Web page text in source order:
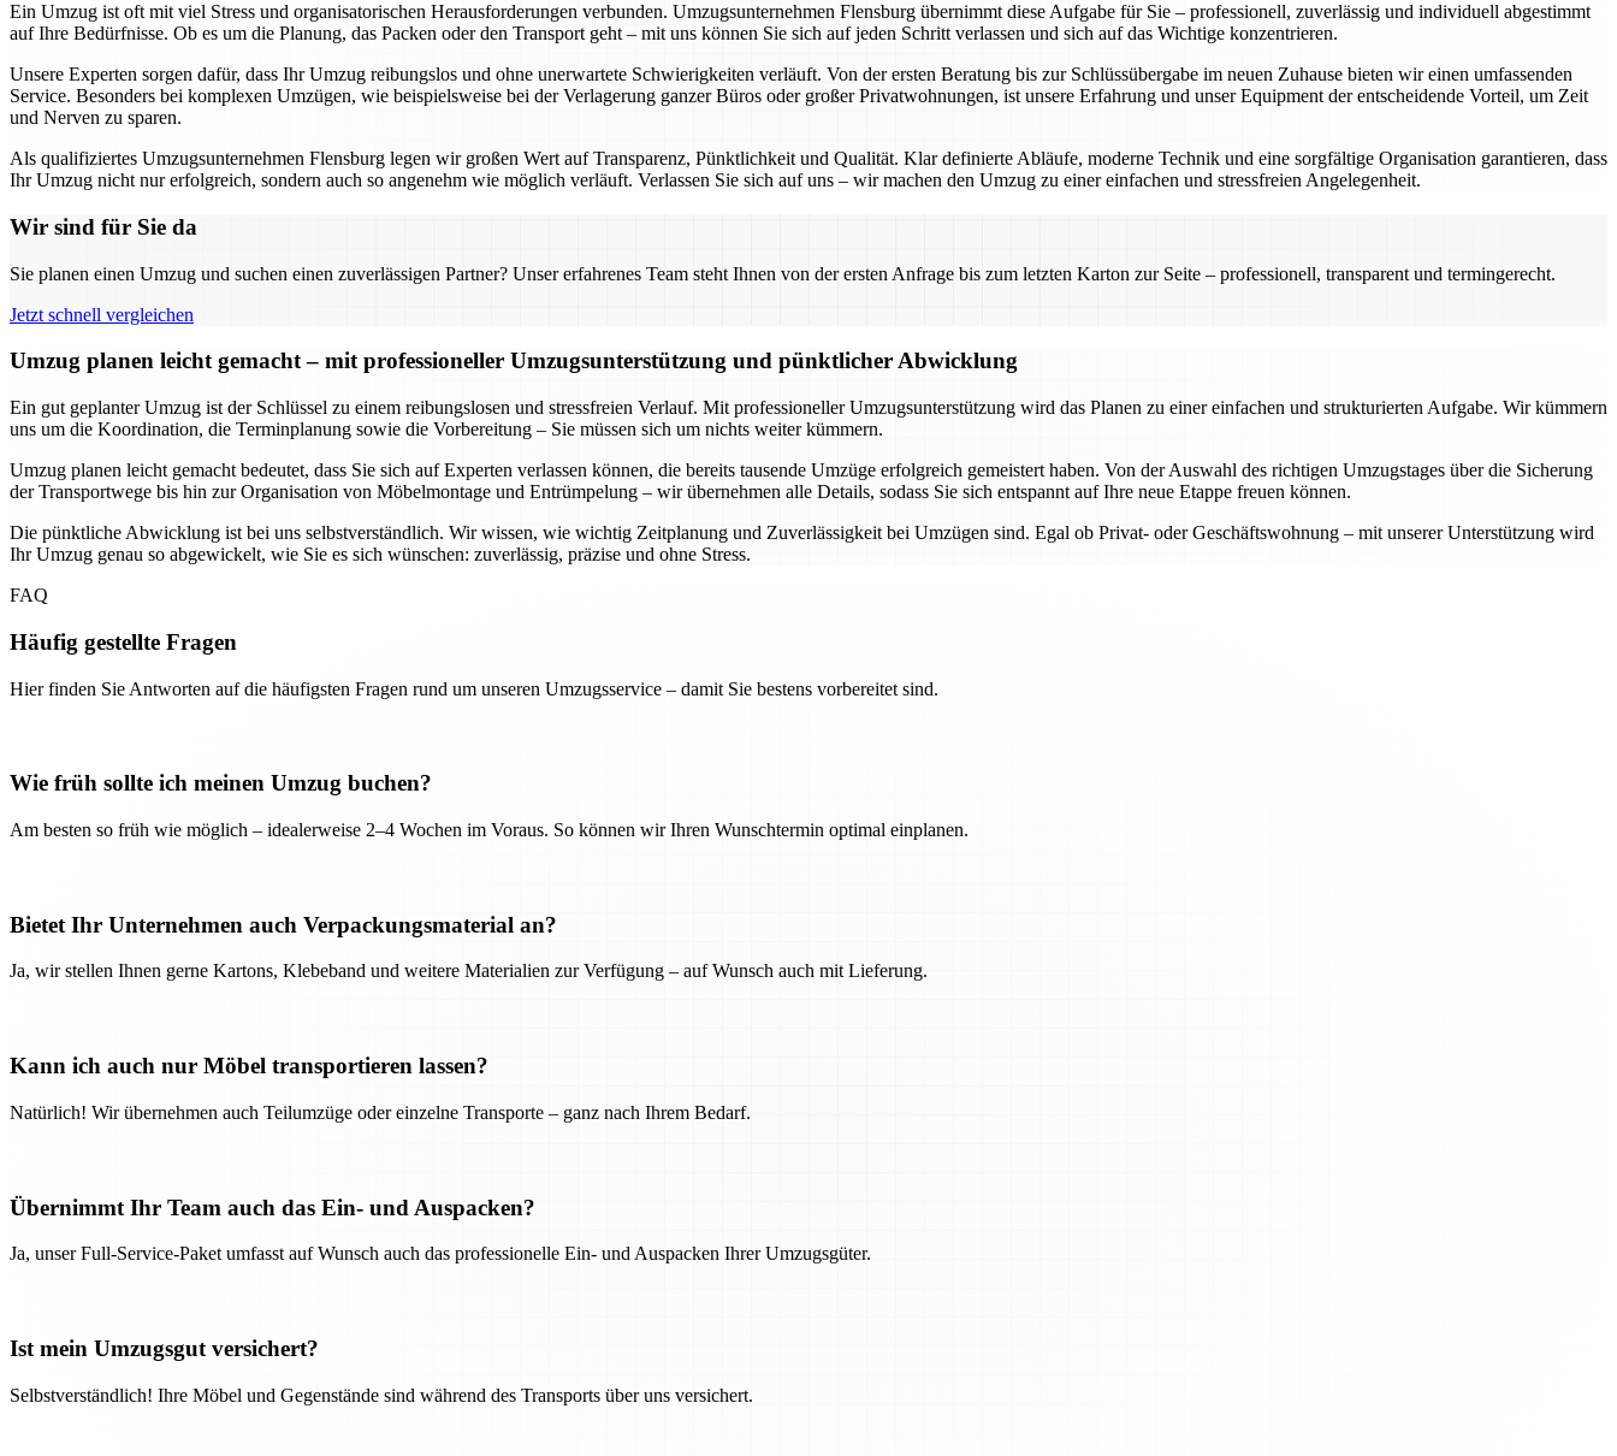
Ein Umzug ist oft mit viel Stress und organisatorischen Herausforderungen verbunden. Umzugsunternehmen Flensburg übernimmt diese Aufgabe für Sie – professionell, zuverlässig und individuell abgestimmt
auf Ihre Bedürfnisse. Ob es um die Planung, das Packen oder den Transport geht – mit uns können Sie sich auf jeden Schritt verlassen und sich auf das Wichtige konzentrieren.
Unsere Experten sorgen dafür, dass Ihr Umzug reibungslos und ohne unerwartete Schwierigkeiten verläuft. Von der ersten Beratung bis zur Schlüssübergabe im neuen Zuhause bieten wir einen umfassenden
Service. Besonders bei komplexen Umzügen, wie beispielsweise bei der Verlagerung ganzer Büros oder großer Privatwohnungen, ist unsere Erfahrung und unser Equipment der entscheidende Vorteil, um Zeit
und Nerven zu sparen.
Als qualifiziertes Umzugsunternehmen Flensburg legen wir großen Wert auf Transparenz, Pünktlichkeit und Qualität. Klar definierte Abläufe, moderne Technik und eine sorgfältige Organisation garantieren, dass
Ihr Umzug nicht nur erfolgreich, sondern auch so angenehm wie möglich verläuft. Verlassen Sie sich auf uns – wir machen den Umzug zu einer einfachen und stressfreien Angelegenheit.
Wir sind für Sie da
Sie planen einen Umzug und suchen einen zuverlässigen Partner? Unser erfahrenes Team steht Ihnen von der ersten Anfrage bis zum letzten Karton zur Seite – professionell, transparent und termingerecht.
Jetzt schnell vergleichen
Umzug planen leicht gemacht – mit professioneller Umzugsunterstützung und pünktlicher Abwicklung
Ein gut geplanter Umzug ist der Schlüssel zu einem reibungslosen und stressfreien Verlauf. Mit professioneller Umzugsunterstützung wird das Planen zu einer einfachen und strukturierten Aufgabe. Wir kümmern
uns um die Koordination, die Terminplanung sowie die Vorbereitung – Sie müssen sich um nichts weiter kümmern.
Umzug planen leicht gemacht bedeutet, dass Sie sich auf Experten verlassen können, die bereits tausende Umzüge erfolgreich gemeistert haben. Von der Auswahl des richtigen Umzugstages über die Sicherung
der Transportwege bis hin zur Organisation von Möbelmontage und Entrümpelung – wir übernehmen alle Details, sodass Sie sich entspannt auf Ihre neue Etappe freuen können.
Die pünktliche Abwicklung ist bei uns selbstverständlich. Wir wissen, wie wichtig Zeitplanung und Zuverlässigkeit bei Umzügen sind. Egal ob Privat- oder Geschäftswohnung – mit unserer Unterstützung wird
Ihr Umzug genau so abgewickelt, wie Sie es sich wünschen: zuverlässig, präzise und ohne Stress.
FAQ
Häufig gestellte Fragen
Hier finden Sie Antworten auf die häufigsten Fragen rund um unseren Umzugsservice – damit Sie bestens vorbereitet sind.
Wie früh sollte ich meinen Umzug buchen?
Am besten so früh wie möglich – idealerweise 2–4 Wochen im Voraus. So können wir Ihren Wunschtermin optimal einplanen.
Bietet Ihr Unternehmen auch Verpackungsmaterial an?
Ja, wir stellen Ihnen gerne Kartons, Klebeband und weitere Materialien zur Verfügung – auf Wunsch auch mit Lieferung.
Kann ich auch nur Möbel transportieren lassen?
Natürlich! Wir übernehmen auch Teilumzüge oder einzelne Transporte – ganz nach Ihrem Bedarf.
Übernimmt Ihr Team auch das Ein- und Auspacken?
Ja, unser Full-Service-Paket umfasst auf Wunsch auch das professionelle Ein- und Auspacken Ihrer Umzugsgüter.
Ist mein Umzugsgut versichert?
Selbstverständlich! Ihre Möbel und Gegenstände sind während des Transports über uns versichert.